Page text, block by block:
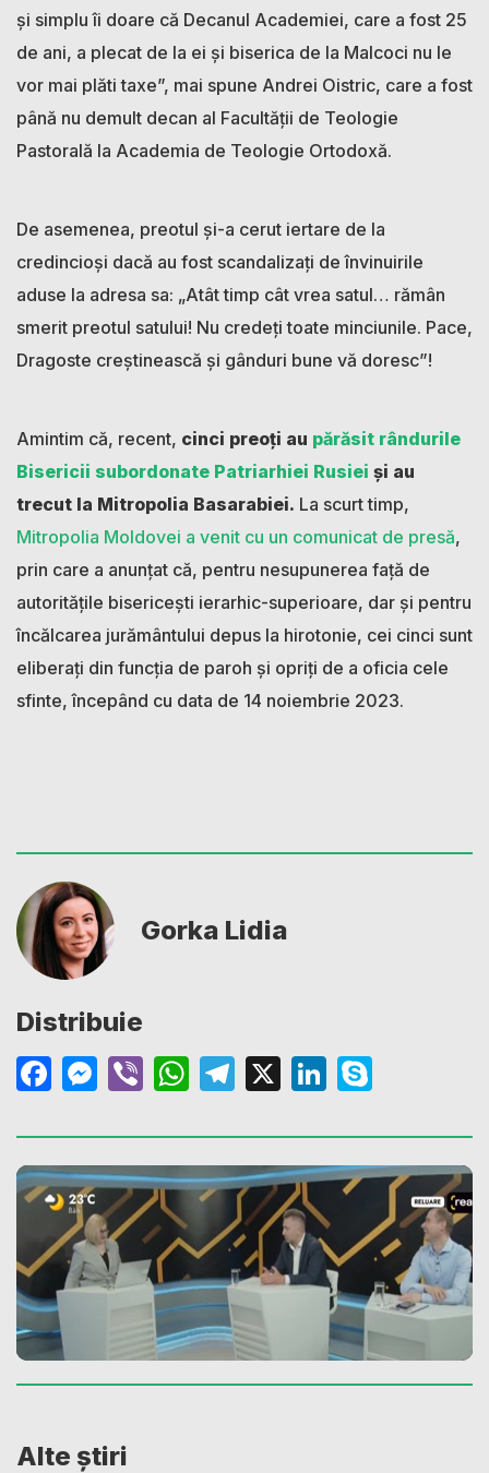
și simplu îi doare că Decanul Academiei, care a fost 25
de ani, a plecat de la ei și biserica de la Malcoci nu le
vor mai plăti taxe”, mai spune Andrei Oistric, care a fost
până nu demult decan al Facultății de Teologie
Pastorală la Academia de Teologie Ortodoxă.
De asemenea, preotul și-a cerut iertare de la
credincioși dacă au fost scandalizați de învinuirile
aduse la adresa sa: „Atât timp cât vrea satul… rămân
smerit preotul satului! Nu credeți toate minciunile. Pace,
Dragoste creștinească și gânduri bune vă doresc”!
Amintim că, recent, cinci preoți au părăsit rândurile
Bisericii subordonate Patriarhiei Rusiei și au
trecut la Mitropolia Basarabiei. La scurt timp,
Mitropolia Moldovei a venit cu un comunicat de presă,
prin care a anunțat că, pentru nesupunerea față de
autoritățile bisericești ierarhic-superioare, dar și pentru
încălcarea jurământului depus la hirotonie, cei cinci sunt
eliberați din funcția de paroh și opriți de a oficia cele
sfinte, începând cu data de 14 noiembrie 2023.
Gorka Lidia
Distribuie
Facebook
Messenger
ViberWhatsApp
Telegram
X LinkedIn
Alte știri